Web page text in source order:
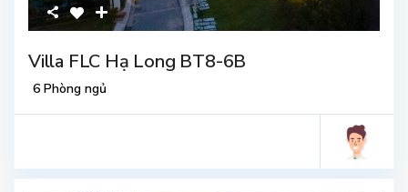
Villa FLC Hạ Long BT8-6B
6 Phòng ngủ